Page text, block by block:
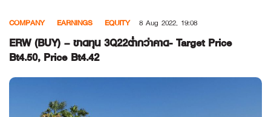
content
COMPANY EARNINGS EQUITY 8 Aug 2022, 19:08
ERW (BUY) – ขาดทุน 3Q22ต่ำกว่าคาด- Target Price
Bt4.50, Price Bt4.42